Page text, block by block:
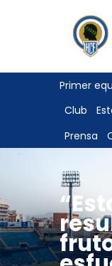
Primer
Club
Prensa
TIENDA